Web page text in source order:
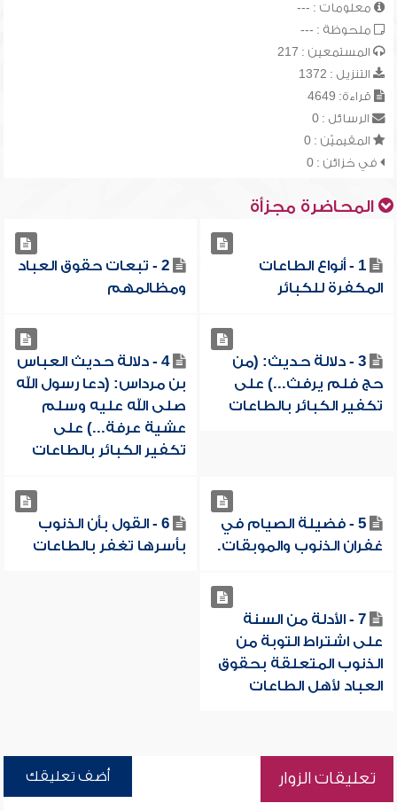
معلومات : ---
ملحوظة : ---
المستمعين : 217
التنزيل : 1372
قراءة: 4649
الرسائل : 0
المقيميّن : 0
في خزائن : 0
المحاضرة مجزأة
1 - أنواع الطاعات
المكفرة للكبائر
2 - تبعات حقوق العباد
ومظالمهم
3 - دلالة حديث: (من
حج فلم يرفث...) على
تكفير الكبائر بالطاعات
4 - دلالة حديث العباس
بن مرداس: (دعا رسول الله
صلى الله عليه وسلم
عشية عرفة...) على
تكفير الكبائر بالطاعات
5 - فضيلة الصيام في
غفران الذنوب والموبقات.
6 - القول بأن الذنوب
بأسرها تغفر بالطاعات
7 - الأدلة من السنة
على اشتراط التوبة من
الذنوب المتعلقة بحقوق
العباد لأهل الطاعات
تعليقات الزوار أضف تعليقك